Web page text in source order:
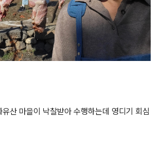
산 마을이 낙찰받아 수행하는데 영디기 회심